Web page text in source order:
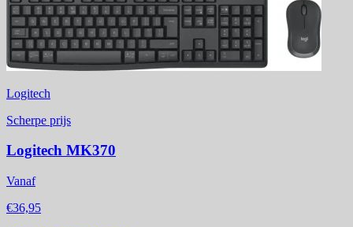
Logitech
Scherpe prijs
Logitech MK370
Vanaf
€36,95